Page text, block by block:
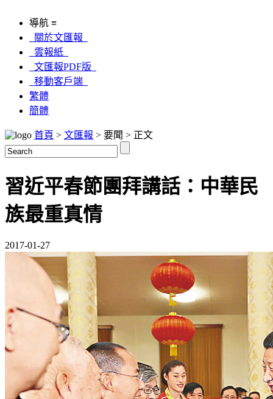
導航 ≡
關於文匯報
雲報紙
文匯報PDF版
移動客戶端
繁體
簡體
首頁 > 文匯報 > 要聞 > 正文
習近平春節團拜講話：中華民
族最重真情
2017-01-27